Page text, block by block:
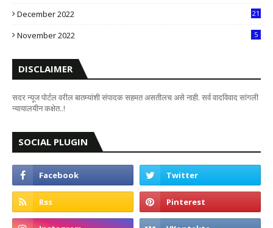
December 2022
21
November 2022 5
DISCLAIMER
सदर न्यूज पोर्टल वरील बातम्यांशी संपादक सहमत असतीलच असे नाही. सर्व वादविवाद सांगली
न्यायालयीन कक्षेत..!
SOCIAL PLUGIN